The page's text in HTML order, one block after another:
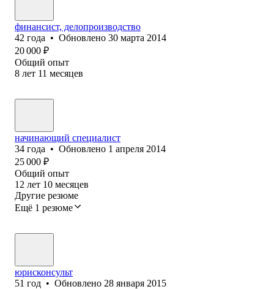
финансист, делопроизводство
42 года • Обновлено 30 марта 2014
20 000 ₽
Общий опыт
8 лет 11 месяцев
начинающий специалист
34 года • Обновлено 1 апреля 2014
25 000 ₽
Общий опыт
12 лет 10 месяцев
Другие резюме
Ещё 1 резюме
юрисконсульт
51 год • Обновлено 28 января 2015